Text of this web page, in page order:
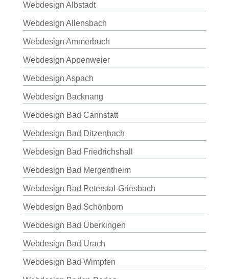
Webdesign Albstadt
Webdesign Allensbach
Webdesign Ammerbuch
Webdesign Appenweier
Webdesign Aspach
Webdesign Backnang
Webdesign Bad Cannstatt
Webdesign Bad Ditzenbach
Webdesign Bad Friedrichshall
Webdesign Bad Mergentheim
Webdesign Bad Peterstal-Griesbach
Webdesign Bad Schönborn
Webdesign Bad Überkingen
Webdesign Bad Urach
Webdesign Bad Wimpfen